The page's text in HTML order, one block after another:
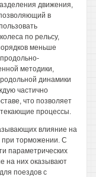
движения,
в
по рельсу,
меньше
методики,
динамики
частично
что позволяет
процессы.
влияние на
при торможении. С
параметрических
на них оказывают
поездов с